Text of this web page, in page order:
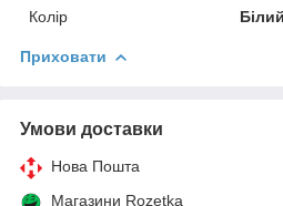
Колір
Білий
Приховати
Умови доставки
Нова Пошта
Магазини Rozetka